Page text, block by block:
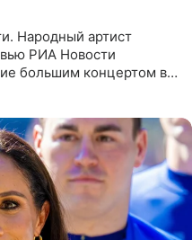
Народный артист
РИА Новости
большим концертом в